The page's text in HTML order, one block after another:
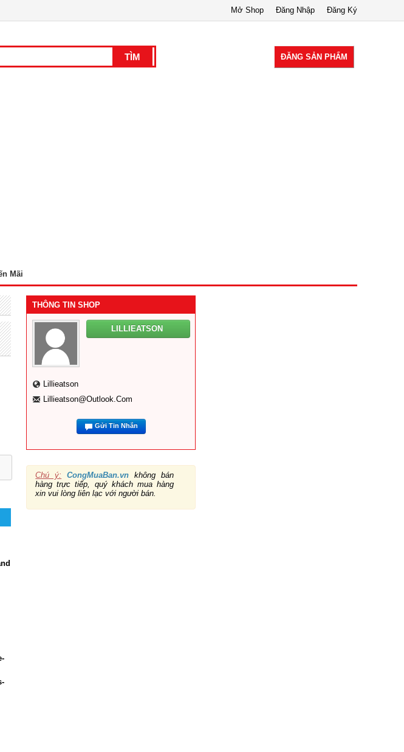
Đăng Ký
Đăng Nhập
Mở Shop
ĐĂNG SẢN PHẨM
Mãi
THÔNG TIN SHOP
LILLIEATSON
Lillieatson
Lillieatson@outlook.com
Gửi Tin Nhắn
Chú ý: CongMuaBan.vn không bán
hàng trực tiếp, quý khách mua hàng
xin vui lòng liên lạc với người bán.